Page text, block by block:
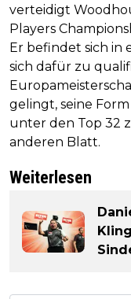
verteidigt
Players
Er befindet sich in
sich dafür zu
gelingt, seine
unter den Top 32
anderen Blatt.
Weiterlesen